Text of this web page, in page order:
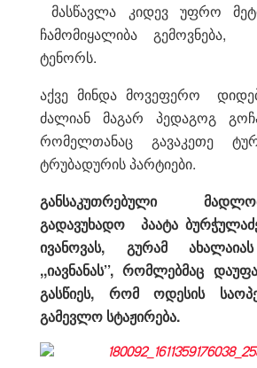
მასწავლა კიდევ უფრო
ჩამომიყალიბა
ტენორს.
აქვე მინდა მოვეფერო
ძალიან მაგარ პედაგოგ
რომელთანაც გავაკეთე
ტრუბადურის პარტიები.
განსაკუთრებული
გადავუხადო პაატა
ივანოვას, გურამ
,,იავნანას’’, რომლებმაც
გასწიეს, რომ ოდესის
გამევლო სტაჟირება.